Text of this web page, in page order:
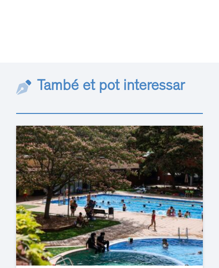
També et pot interessar